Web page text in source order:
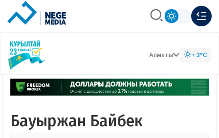
Алматы +3°C
Бауыржан Байбек